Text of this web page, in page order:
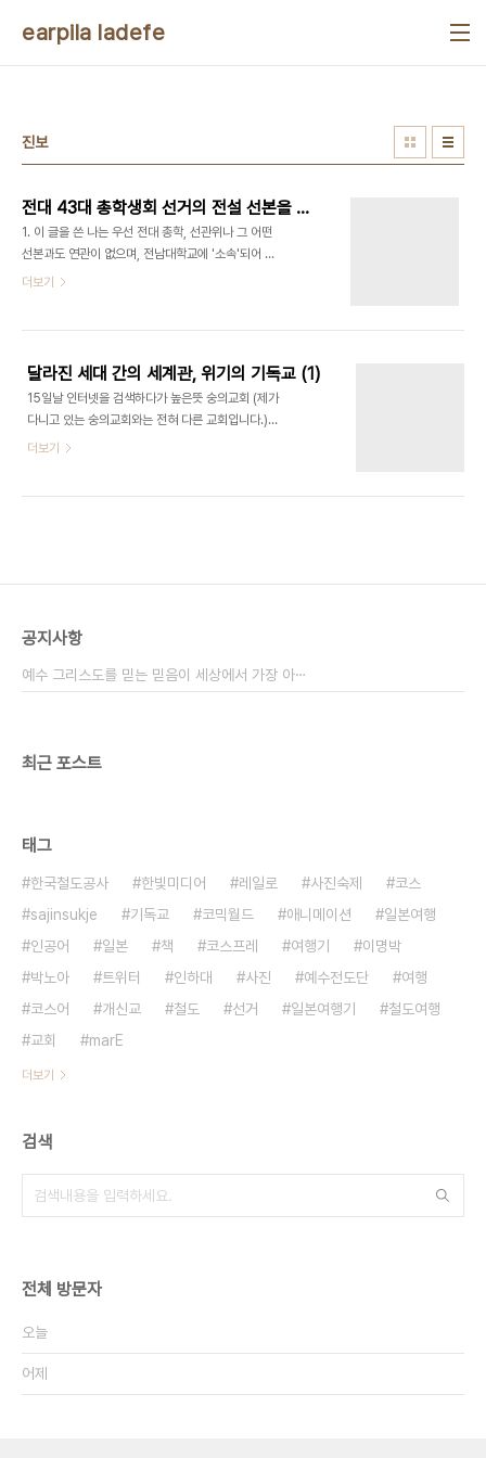
earpila ladefe
진보
전대 43대 총학생회 선거의 전설 선본을 지지하며
1. 이 글을 쓴 나는 우선 전대 총학, 선관위나 그 어떤
선본과도 연관이 없으며, 전남대학교에 '소속'되어 있
지만 원 소속은 그와 전혀 관련이 없음을 말해둔다.
문임을 표명해둔다. 2. 우선 전대 43회 학생회가 몇
년 만에 경선으로 치루어지는 점에 대하여 축하를 보
낸다. 그와 동시에 몇년 만에 비운동권이 지역색(?)
이 강한 광주에서 자리잡기 위해 노력하고 있다는 점
에 대해서도 찬사를 보낸다. 그러나 이러한 나의 찬성
진영인이기 때문은 결코 아니다. 오히려 나 또한 진보
더보기
달라진 세대 간의 세계관, 위기의 기독교 (1)
15일날 인터넷을 검색하다가 높은뜻 숭의교회 (제가
다니고 있는 숭의교회와는 전혀 다른 교회입니다.)
의 김동호 목사님의 설교를 듣게 되었습니다. 원래 크
그리고 앞으로도 계속해서 할 개신교 관련 이야기의
감하고 있는 부분, 혹은 저도 모르고 있던 ..
더보기
공지사항
예수 그리스도를 믿는 믿음이 세상에서 가장 아⋯
최근 포스트
태그
한국철도공사 한빛미디어 레일로 사진숙제
코스
sajinsukje
기독교 코믹월드 애니메이션
일본여행
인공어
일본 책 코스프레 여행기
이명박
박노아
트위터 인하대 사진 예수전도단
여행
코스어
개신교 철도 선거 일본여행기
철도여행
교회
marE
더보기
검색
전체 방문자
오늘
어제